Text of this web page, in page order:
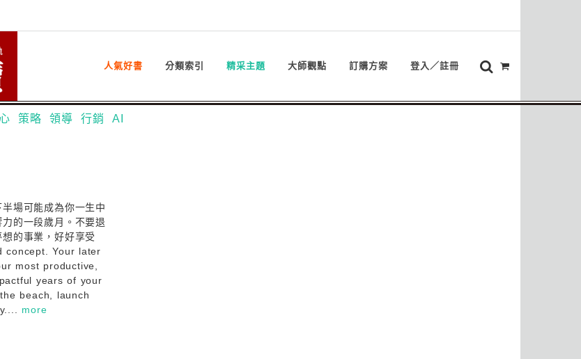
人氣好書 分類索引 精采主題 大師觀點 訂購方案 登入／註冊
策略 領導 行銷 AI
場可能成為你一生中
的一段歲月。不要退
的事業，好好享受
concept. Your later
most productive,
years of your
beach, launch
more